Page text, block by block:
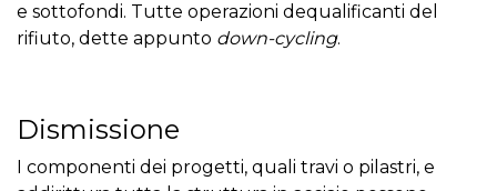
e sottofondi. Tutte operazioni dequalificanti del
rifiuto, dette appunto down-cycling.
Dismissione
I componenti dei progetti, quali travi o pilastri, e